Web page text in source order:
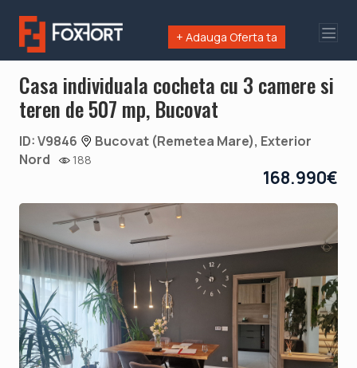
+ Adauga Oferta ta
Casa individuala cocheta cu 3 camere si
teren de 507 mp, Bucovat
ID: V9846
Bucovat (Remetea Mare), Exterior
Nord
188
168.990€